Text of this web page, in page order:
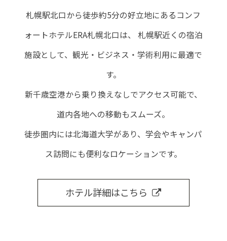
札幌駅北口から徒歩約5分の好立地にあるコンフ
ォートホテルERA札幌北口は、
札幌駅近くの宿泊
施設として、観光・ビジネス・学術利用に最適で
す。
新千歳空港から乗り換えなしでアクセス可能で、
道内各地への移動もスムーズ。
徒歩圏内には北海道大学があり、学会やキャンパ
ス訪問にも便利なロケーションです。
ホテル詳細はこちら